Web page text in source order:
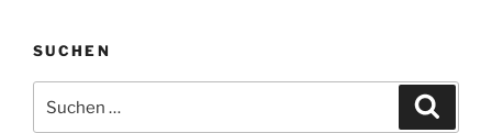
SUCHEN
nach: